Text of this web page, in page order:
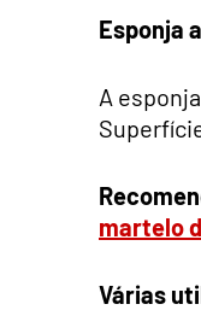
Esponja
A
martelo
Várias